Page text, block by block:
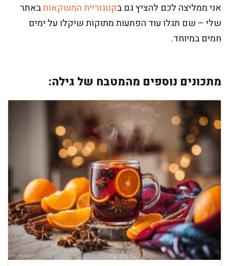
אני ממליצה לכם להציץ גם בקטגוריית המשקאותבאתר
שלי – שם תגלו עוד הפתעות מתוקות שיקלו על ימים
חמים במיוחד.
מתכונים נוספים מהמטבח של גילה: